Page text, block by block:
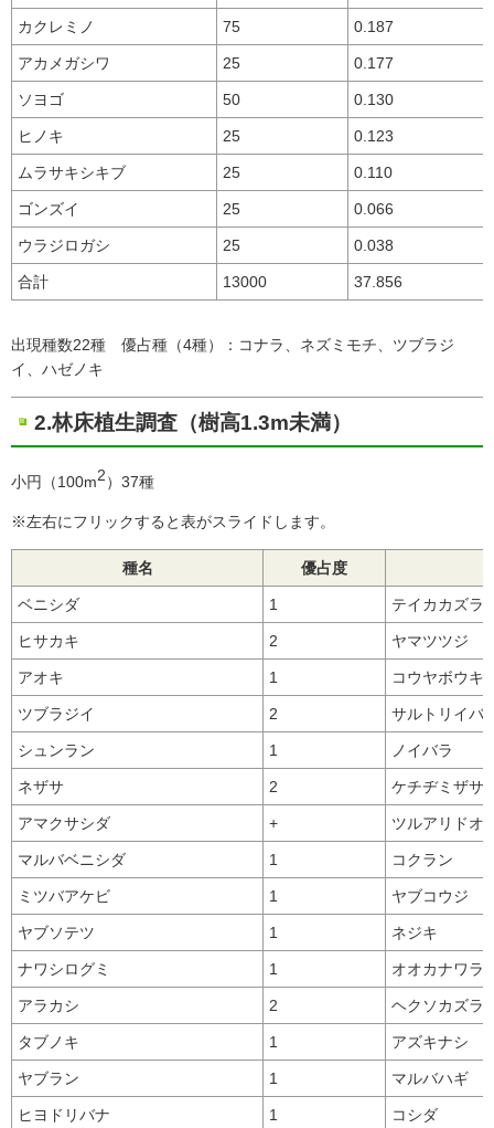
カクレミノ 75 0.187
アカメガシワ 25 0.177
ソヨゴ 50 0.130
ヒノキ 25 0.123
ムラサキシキブ 25 0.110
ゴンズイ 25 0.066
ウラジロガシ 25 0.038
合計 13000 37.856
出現種数22種 優占種（4種）：コナラ、ネズミモチ、ツブラジ
イ、ハゼノキ
2.林床植生調査（樹高1.3m未満）
小円（100m2）37種
※左右にフリックすると表がスライドします。
種名 優占度
ベニシダ 1 テイカカズラ
ヒサカキ 2 ヤマツツジ
アオキ 1 コウヤボウキ
ツブラジイ 2 サルトリイバ
シュンラン 1 ノイバラ
ネザサ 2 ケチヂミザサ
アマクサシダ + ツルアリドオ
マルバベニシダ 1 コクラン
ミツバアケビ 1 ヤブコウジ
ヤブソテツ 1 ネジキ
ナワシログミ 1 オオカナワラ
アラカシ 2 ヘクソカズラ
タブノキ 1 アズキナシ
ヤブラン 1 マルバハギ
ヒヨドリバナ 1 コシダ